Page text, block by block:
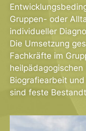
Gruppen- oder
individueller
Die Umsetzung
Fachkräfte im
Biografiearbeit
sind feste